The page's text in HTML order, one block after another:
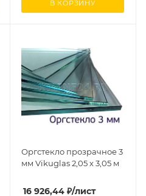
В КОРЗИНУ
Оргстекло прозрачное 3
мм Vikuglas 2,05 х 3,05 м
16 926,44₽/лист